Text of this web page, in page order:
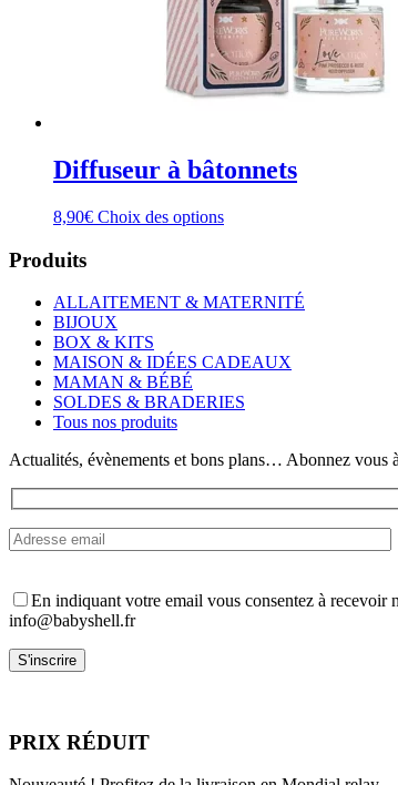
Diffuseur à bâtonnets
8,90€ Choix des optionsCe
variations.
Les
peuvent
être
choisies
sur
page
du
produit
Produits
ALLAITEMENT & MATERNITÉ
BIJOUX
BOX & KITS
MAISON & IDÉES CADEAUX
MAMAN & BÉBÉ
SOLDES & BRADERIES
Tous nos produits
Actualités, évènements et bons plans… Abonnez vous
En indiquant votre email vous consentez à recevoir
info@babyshell.fr
PRIX RÉDUIT